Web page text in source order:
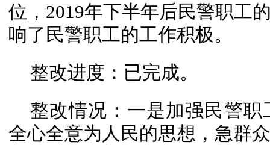
位，2019年下半年后民警职工
响了民警职工的工作积极。
整改进度：已完成。
整改情况：一是加强民警
全心全意为人民的思想，急群